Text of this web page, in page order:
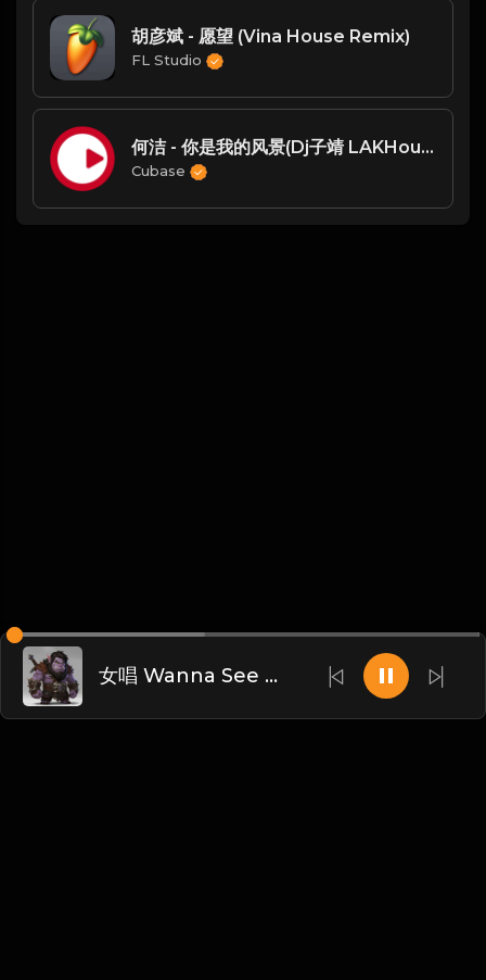
胡彦斌 - 愿望 (Vina House Remix)
FL Studio
何洁 - 你是我的风景(Dj子靖 LAKHouse2024 Mix)
Cubase
女唱 Wanna See U Dance - Kang Remix